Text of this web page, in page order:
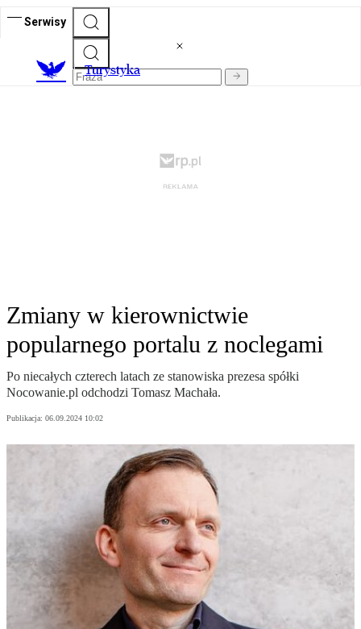
Serwisy
Turystyka
Zmiany w kierownictwie
popularnego portalu z noclegami
Po niecałych czterech latach ze stanowiska prezesa spółki
Nocowanie.pl odchodzi Tomasz Machała.
Publikacja: 06.09.2024 10:02